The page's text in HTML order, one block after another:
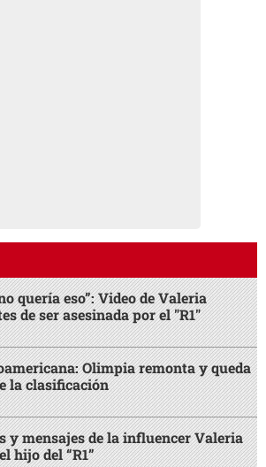
quería eso”: Video de Valeria
de ser asesinada por el "R1"
Olimpia remonta y queda
la clasificación
y mensajes de la influencer Valeria
hijo del “R1”